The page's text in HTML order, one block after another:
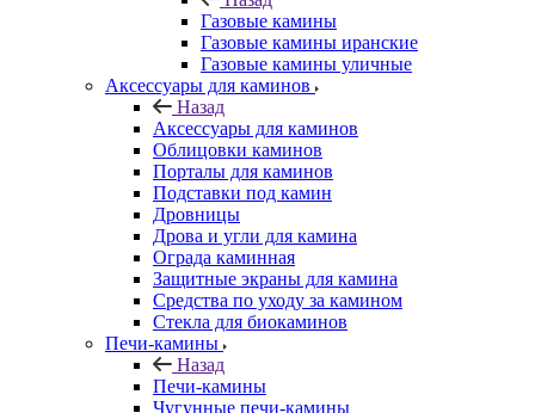
Газовые камины
Газовые камины иранские
Газовые камины уличные
Аксессуары для каминов
Назад
Аксессуары для каминов
Облицовки каминов
Порталы для каминов
Подставки под камин
Дровницы
Дрова и угли для камина
Ограда каминная
Защитные экраны для камина
Средства по уходу за камином
Стекла для биокаминов
Печи-камины
Назад
Печи-камины
Чугунные печи-камины